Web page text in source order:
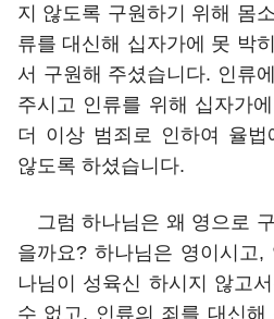
지 않도록 구원하기 위해 몸
류를 대신해 십자가에 못 박
서 구원해 주셨습니다. 인류
주시고 인류를 위해 십자가
더 이상 범죄로 인하여 율법
않도록 하셨습니다.
그럼 하나님은 왜 영으로
을까요? 하나님은 영이시고
나님이 성육신 하시지 않고
수 없고, 인류의 죄를 대신해